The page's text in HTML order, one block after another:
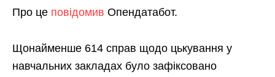
Про це повідомив Опендатабот.
Щонайменше 614 справ щодо цькування у
навчальних закладах було зафіксовано